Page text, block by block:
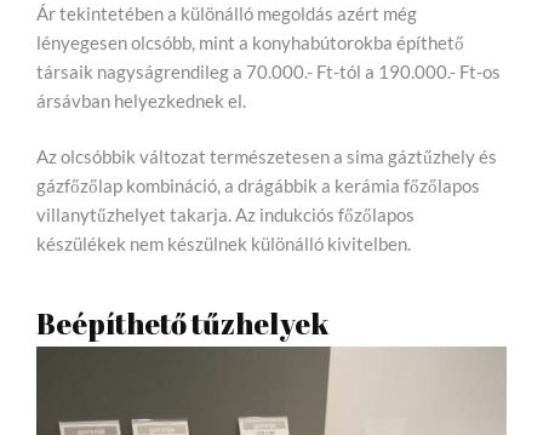
Ár tekintetében a különálló megoldás azért még
lényegesen olcsóbb, mint a konyhabútorokba építhető
társaik nagyságrendileg a 70.000.- Ft-tól a 190.000.- Ft-os
ársávban helyezkednek el.
Az olcsóbbik változat természetesen a sima gáztűzhely és
gázfőzőlap kombináció, a drágábbik a kerámia főzőlapos
villanytűzhelyet takarja. Az indukciós főzőlapos
készülékek nem készülnek különálló kivitelben.
Beépíthető tűzhelyek